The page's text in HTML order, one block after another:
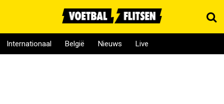
Internationaal België Nieuws Live